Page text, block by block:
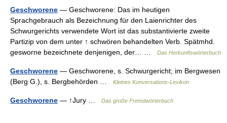
Geschworene — Geschworene: Das im heutigen
Sprachgebrauch als Bezeichnung für den Laienrichter des
Schwurgerichts verwendete Wort ist das substantivierte zweite
Partizip von dem unter ↑ schwören behandelten Verb. Spätmhd.
gesworne bezeichnete denjenigen, der… …
Das Herkunftswörterbuch
Geschworene — Geschworene, s. Schwurgericht; im Bergwesen
(Berg G.), s. Bergbehörden …
Kleines Konversations-Lexikon
Geschworene — ↑Jury … Das große Fremdwörterbuch